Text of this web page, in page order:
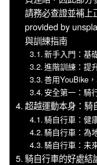
請務必查證並補上
provided by
與訓練指南
新手入門：基
進階訓練：提
善用YouBike
安全第一：騎
超越運動本身：騎
騎自行車：健
騎自行車：為
騎自行車：未
騎自行車的好處結